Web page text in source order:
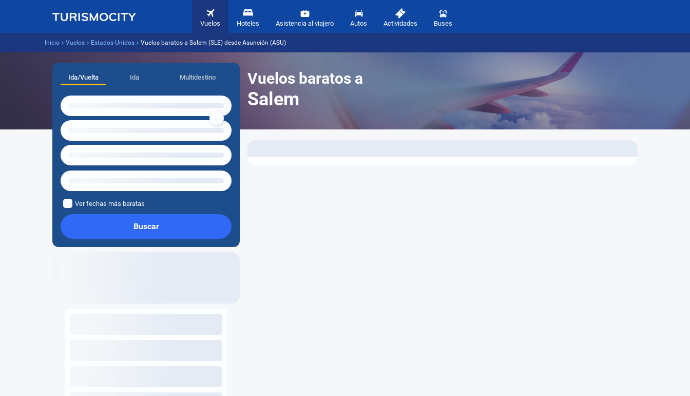
Vuelos Hoteles Asistencia al viajero Autos Actividades Buses
Inicio Vuelos Estados Unidos Vuelos baratos a Salem (SLE) desde Asunción (ASU)
Vuelos baratos a
Salem
Ida/Vuelta Ida Multidestino
Ver fechas más baratas
Buscar